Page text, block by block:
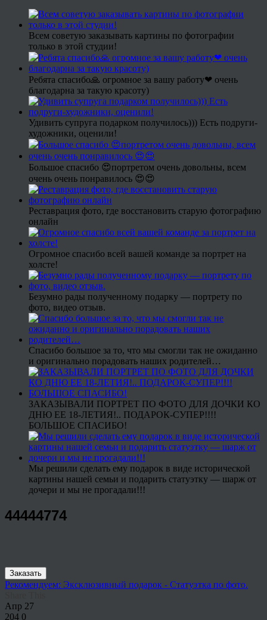
Всем советую заказывать картины по фотографии
только в этой студии!
Ребята спасибо🙏 огромное за вашу работу❤ очень
благодарна за такую красоту)
Удивить супруга подарком получилось))) Есть подруги-
художники, оценили!
Большое спасибо 😍портретом очень довольны, всем
очень очень понравилось 😍😍
Реставрация фото, где восстановить старую фотографию
онлайн
Огромное спасибо всей вашей команде за портрет на
холсте!
Безумно рады полученному подарку — портрету по
фото, видео отзыв.
Спасибо большое за то, что мы смогли так не ожиданно
и оригинально порадовать наших родителей…
ЗАКАЗЫВАЛИ ПОРТРЕТ ПО ФОТО ДЛЯ ДОЧКИ КО
ДНЮ ЕЕ 18-ЛЕТИЯ!.. ПОДАРОК-СУПЕР!!!!
БОЛЬШОЕ СПАСИБО!
Мы решили сделать ему подарок в виде исторической
картины нашей семьи и подарить статуэтку — шарж от
дочери и мы не прогадали!!!
44444774
Заказать
Рекомендуем: Эксклюзивный подарок - Статуэтка по фото.
Апр 27
204 0